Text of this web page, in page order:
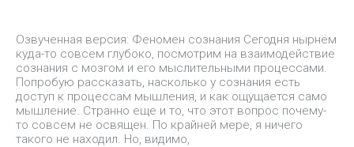
Озвученная версия: Феномен сознания Сегодня нырнём
куда-то совсем глубоко, посмотрим на взаимодействие
сознания с мозгом и его мыслительными процессами.
Попробую рассказать, насколько у сознания есть
доступ к процессам мышления, и как ощущается само
мышление. Странно еще и то, что этот вопрос почему-
то совсем не освящен. По крайней мере, я ничего
такого не находил. Но, видимо,